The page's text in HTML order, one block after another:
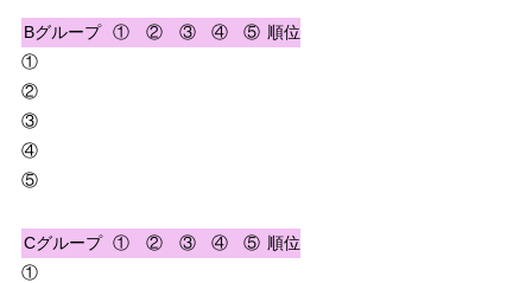
Bグループ ① ② ③ ④ ⑤ 順位
①
②
③
④
⑤
Cグループ ① ② ③ ④ ⑤ 順位
①